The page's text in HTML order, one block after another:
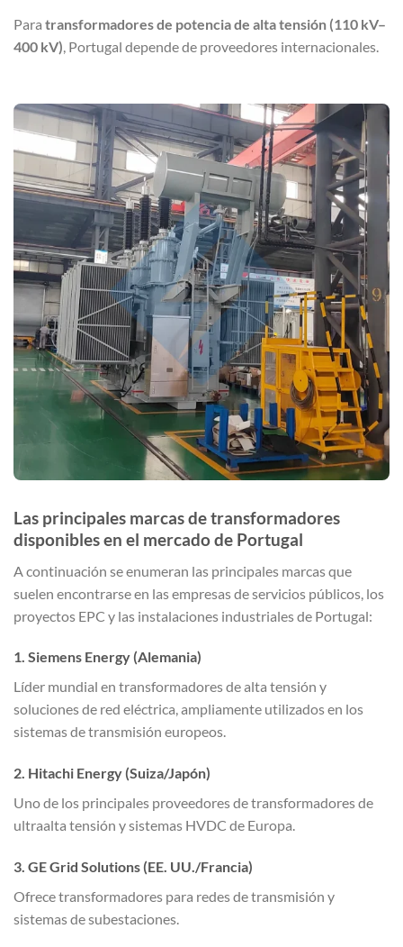
Para transformadores de potencia de alta tensión (110 kV–
400 kV), Portugal depende de proveedores internacionales.
Las principales marcas de transformadores
disponibles en el mercado de Portugal
A continuación se enumeran las principales marcas que
suelen encontrarse en las empresas de servicios públicos, los
proyectos EPC y las instalaciones industriales de Portugal:
1. Siemens Energy (Alemania)
Líder mundial en transformadores de alta tensión y
soluciones de red eléctrica, ampliamente utilizados en los
sistemas de transmisión europeos.
2. Hitachi Energy (Suiza/Japón)
Uno de los principales proveedores de transformadores de
ultraalta tensión y sistemas HVDC de Europa.
3. GE Grid Solutions (EE. UU./Francia)
Ofrece transformadores para redes de transmisión y
sistemas de subestaciones.